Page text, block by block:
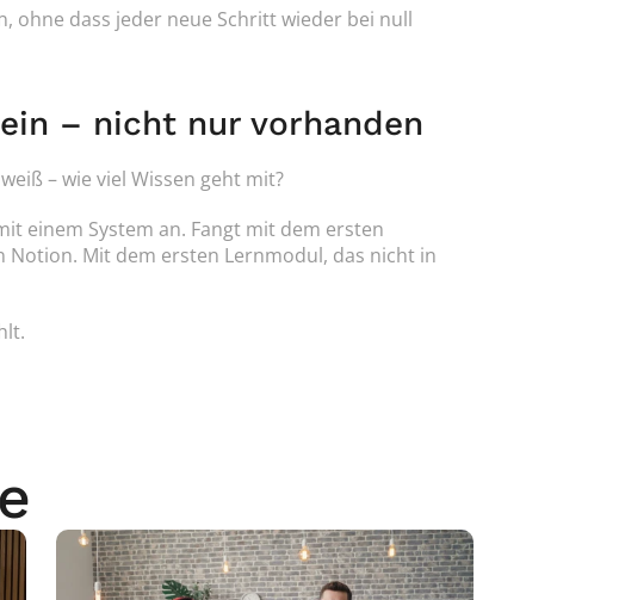
ohne dass jeder neue Schritt wieder bei null
– nicht nur vorhanden
– wie viel Wissen geht mit?
einem System an. Fangt mit dem ersten
Mit dem ersten Lernmodul, das nicht in